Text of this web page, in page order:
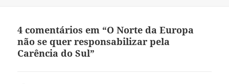
4 comentários em “O Norte da Europa
não se quer responsabilizar pela
Carência do Sul”